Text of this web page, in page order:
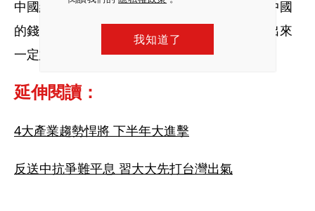
我知道了
中國經濟警訊。中國政府會加大力道看管留在中國
的錢，若沒有及時把錢匯出的台商，未來匯錢出來
一定愈來愈困難。
延伸閱讀：
4大產業趨勢悍將 下半年大進擊
反送中抗爭難平息 習大大先打台灣出氣